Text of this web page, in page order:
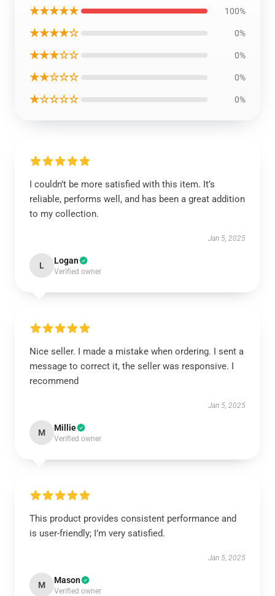
★★★★★ 100%
★★★★☆ 0%
★★★☆☆ 0%
★★☆☆☆ 0%
★☆☆☆☆ 0%
I couldn’t be more satisfied with this item. It’s
reliable, performs well, and has been a great addition
to my collection.
Jan 5, 2025
L Logan
Verified owner
Nice seller. I made a mistake when ordering. I sent a
message to correct it, the seller was responsive. I
recommend
Jan 5, 2025
M Millie
Verified owner
This product provides consistent performance and
is user-friendly; I’m very satisfied.
Jan 5, 2025
M Mason
Verified owner